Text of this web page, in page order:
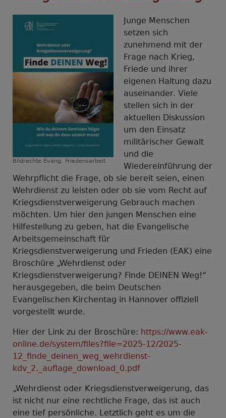
Bildrechte Evang. Friedensarbeit
Junge Menschen
setzen sich
zunehmend mit der
Frage nach Krieg,
Friede und ihrer
eigenen Haltung dazu
auseinander. Viele
stellen sich in der
aktuellen Diskussion
um den Einsatz
militärischer Gewalt
und die
Wiedereinführung der
Wehrpflicht die Frage, ob sie bereit seien, einen
Wehrdienst zu leisten oder ob sie vom Recht auf
Kriegsdienstverweigerung Gebrauch machen
möchten. Um hier den jungen Menschen eine
Hilfestellung zu geben, hat die Evangelische
Arbeitsgemeinschaft für
Kriegsdienstverweigerung und Frieden (EAK) eine
Broschüre „Wehrdienst oder
Kriegsdienstverweigerung? Finde DEINEN Weg!“
herausgegeben, die beim Deutschen
Evangelischen Kirchentag in Hannover offiziell
vorgestellt wurde.
Hier der Link zu der Broschüre: https://www.eak-
online.de/system/files?file=2025-12/2025-
12_finde_deinen_weg_wehrdienst-
kdv_2._auflage_download_0.pdf
„Wehrdienst oder Kriegsdienstverweigerung, das
ist nicht nur eine rechtliche Frage, das ist auch
eine tief persönliche. Letztlich geht es um die